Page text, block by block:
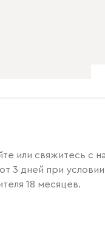
или свяжитесь
3 дней при условии
18 месяцев.